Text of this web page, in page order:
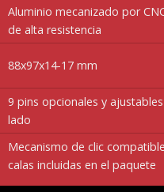
Aluminio mecanizado por
de alta resistencia
88x97x14-17 mm
9 pins opcionales y
lado
Mecanismo de clic
calas incluidas en el paquete